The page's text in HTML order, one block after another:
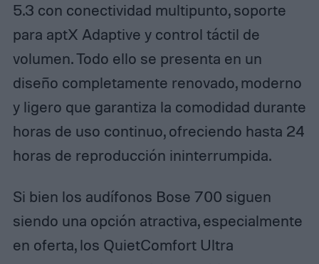
5.3 con conectividad multipunto, soporte
para aptX Adaptive y control táctil de
volumen. Todo ello se presenta en un
diseño completamente renovado, moderno
y ligero que garantiza la comodidad durante
horas de uso continuo, ofreciendo hasta 24
horas de reproducción ininterrumpida.
Si bien los audífonos Bose 700 siguen
siendo una opción atractiva, especialmente
en oferta, los QuietComfort Ultra